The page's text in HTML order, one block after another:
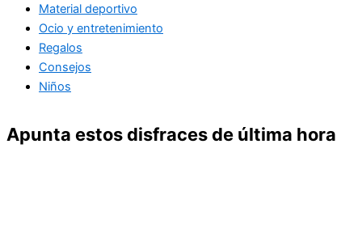
Material deportivo
Ocio y entretenimiento
Regalos
Consejos
Niños
Apunta estos disfraces de última hora